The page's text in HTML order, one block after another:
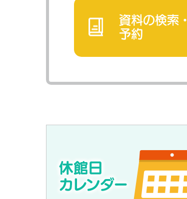
資料の検索・
予約